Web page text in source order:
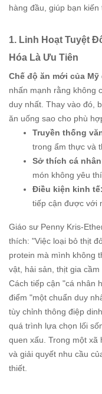
hàng đầu, giúp bạn
1. Linh Hoạt Tuyệt
Hóa Là Ưu Tiên
Chế độ ăn mới của Mỹ
nhấn mạnh rằng không
duy nhất. Thay vào đó,
ăn uống sao cho phù
Truyền thống
trong ẩm thực và
Sở thích cá
món không yêu
Điều kiện kinh tế:
tiếp cận được với
Giáo sư Penny Kris-
thích: "Việc loại bỏ thịt
protein mà mình không
vật, hải sản, thịt gia
Cách tiếp cận "cá nhân
điểm "một chuẩn duy
tùy chỉnh thông điệp
quá trình lựa chọn lối
quen xấu. Trong một xã
và giải quyết nhu cầu
thiết.